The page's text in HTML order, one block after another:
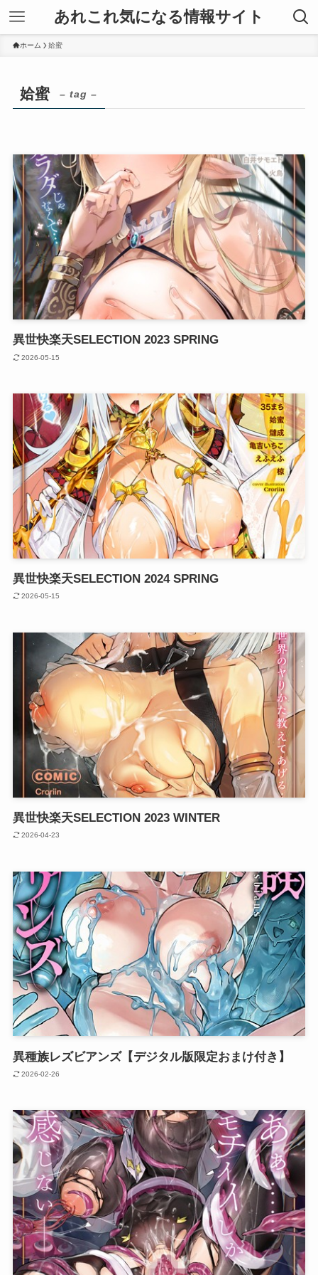
あれこれ気になる情報サイト
ホーム 姶蜜
姶蜜 – tag –
異世快楽天SELECTION 2023 SPRING
2026-05-15
異世快楽天SELECTION 2024 SPRING
2026-05-15
異世快楽天SELECTION 2023 WINTER
2026-04-23
異種族レズビアンズ【デジタル版限定おまけ付き】
2026-02-26